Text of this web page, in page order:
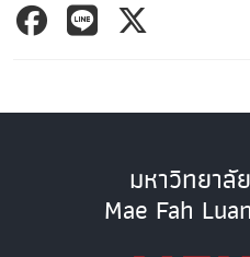
มหาวิทยาลั
Mae Fah